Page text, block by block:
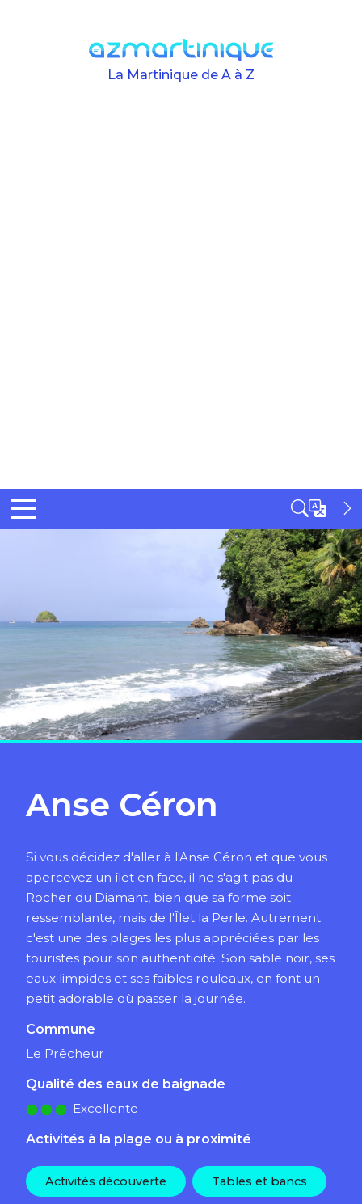
La Martinique de A à Z
Anse Céron
Si vous décidez d'aller à l'Anse Céron et que vous
apercevez un îlet en face, il ne s'agit pas du
Rocher du Diamant, bien que sa forme soit
ressemblante, mais de l'Îlet la Perle. Autrement
c'est une des plages les plus appréciées par les
touristes pour son authenticité. Son sable noir, ses
eaux limpides et ses faibles rouleaux, en font un
petit adorable où passer la journée.
Commune
Le Prêcheur
Qualité des eaux de baignade
Excellente
Activités à la plage ou à proximité
Activités découverte Tables et bancs